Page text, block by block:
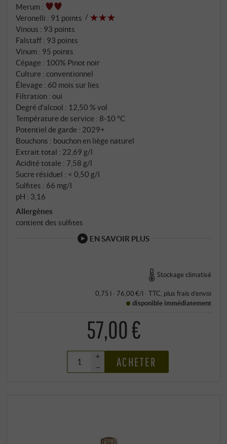
vignobles maison de Ragnoli, Quindicipiò et Gaspa à
Corte Franca – tous à haute densité de plantation de
10.000 ceps par hectare. La sélection rigoureuse
donne seulement 6.000 kg de raisins par hectare
avec un rendement en moût de seulement 33%, ce
qui correspond à 2.640 bouteilles. Pour obtenir la
couleur rosée caractéristique, une partie des raisins
est macérée à froid pendant environ 24 heures,
l'autre partie est vinifiée en blanc de noirs. Après la
fermentation en acier inoxydable, les vins de base
vieillissent six mois sur lies, en partie en barriques.
Vient ensuite la deuxième fermentation en bouteille
et un vieillissement sur lies d'au moins 60 mois – cinq
ans pendant lesquels le vin développe sa
remarquable profondeur.
Merum :
Veronelli : 91 points
Vinous : 93 points
Falstaff : 93 points
Vinum : 95 points
Cépage : 100% Pinot noir
Culture : conventionnel
Élevage : 60 mois sur lies
Filtration : oui
Degré d'alcool : 12,50 % vol
Température de service : 8‑10 °C
Potentiel de garde : 2029+
Bouchons : bouchon en liège naturel
Extrait total : 22,69 g/l
Acidité totale : 7,58 g/l
Sucre résiduel : < 0,50 g/l
Sulfites : 66 mg/l
pH : 3,16
Allergènes
contient des sulfites
EN SAVOIR PLUS
Stockage climatisé
0,75 l · 76,00 €/l · TTC , plus frais d’envoi
disponible immédiatement
57,00 €
+
–
ACHETER